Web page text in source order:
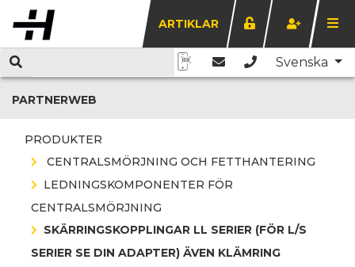
ARTIKLAR
Svenska
PARTNERWEB
PRODUKTER
CENTRALSMÖRJNING OCH FETTHANTERING
LEDNINGSKOMPONENTER FÖR
CENTRALSMÖRJNING
SKÄRRINGSKOPPLINGAR LL SERIER (FÖR L/S
SERIER SE DIN ADAPTER) ÄVEN KLÄMRING